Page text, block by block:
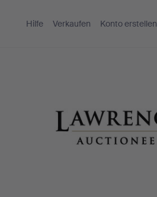
Hilfe Verkaufen Konto erstellen